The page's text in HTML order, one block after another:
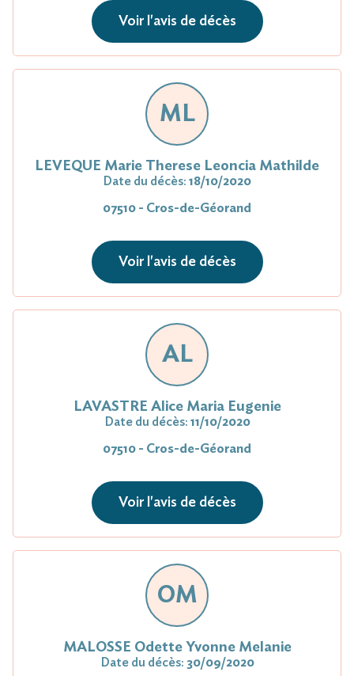
Voir l'avis de décès
ML
LEVEQUE Marie Therese Leoncia Mathilde
Date du décès: 18/10/2020
07510 - Cros-de-Géorand
Voir l'avis de décès
AL
LAVASTRE Alice Maria Eugenie
Date du décès: 11/10/2020
07510 - Cros-de-Géorand
Voir l'avis de décès
OM
MALOSSE Odette Yvonne Melanie
Date du décès: 30/09/2020